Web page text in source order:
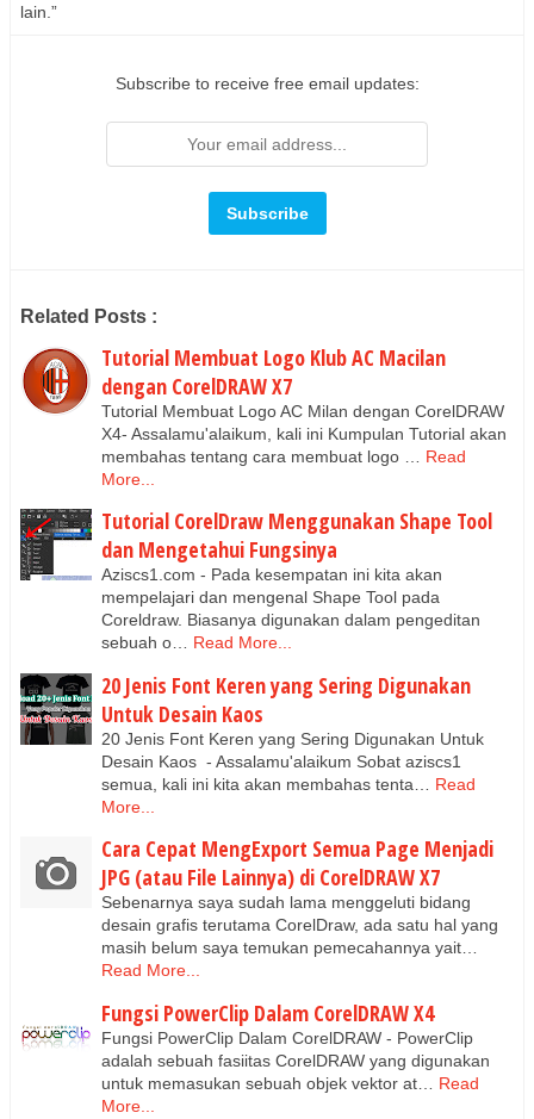
lain.”
Subscribe to receive free email updates:
Related Posts :
Tutorial Membuat Logo Klub AC Macilan
dengan CorelDRAW X7
Tutorial Membuat Logo AC Milan dengan CorelDRAW
X4- Assalamu'alaikum, kali ini Kumpulan Tutorial akan
membahas tentang cara membuat logo …
Read
More...
Tutorial CorelDraw Menggunakan Shape Tool
dan Mengetahui Fungsinya
Aziscs1.com - Pada kesempatan ini kita akan
mempelajari dan mengenal Shape Tool pada
Coreldraw. Biasanya digunakan dalam pengeditan
sebuah o…
Read More...
20 Jenis Font Keren yang Sering Digunakan
Untuk Desain Kaos
20 Jenis Font Keren yang Sering Digunakan Untuk
Desain Kaos - Assalamu'alaikum Sobat aziscs1
semua, kali ini kita akan membahas tenta…
Read
More...
Cara Cepat MengExport Semua Page Menjadi
JPG (atau File Lainnya) di CorelDRAW X7
Sebenarnya saya sudah lama menggeluti bidang
desain grafis terutama CorelDraw, ada satu hal yang
masih belum saya temukan pemecahannya yait…
Read More...
Fungsi PowerClip Dalam CorelDRAW X4
Fungsi PowerClip Dalam CorelDRAW - PowerClip
adalah sebuah fasiitas CorelDRAW yang digunakan
untuk memasukan sebuah objek vektor at…
Read
More...